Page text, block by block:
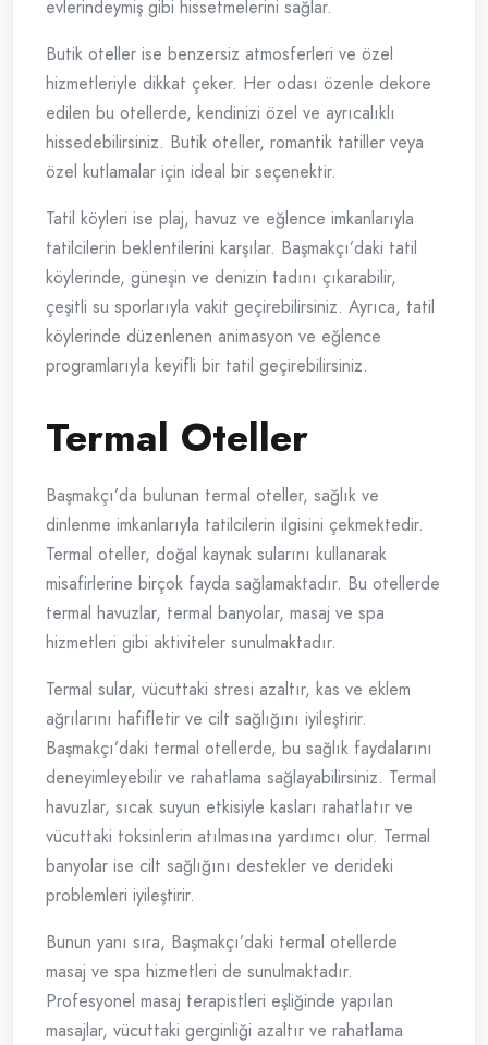
evlerindeymiş gibi hissetmelerini sağlar.
Butik oteller ise benzersiz atmosferleri ve özel
hizmetleriyle dikkat çeker. Her odası özenle dekore
edilen bu otellerde, kendinizi özel ve ayrıcalıklı
hissedebilirsiniz. Butik oteller, romantik tatiller veya
özel kutlamalar için ideal bir seçenektir.
Tatil köyleri ise plaj, havuz ve eğlence imkanlarıyla
tatilcilerin beklentilerini karşılar. Başmakçı’daki tatil
köylerinde, güneşin ve denizin tadını çıkarabilir,
çeşitli su sporlarıyla vakit geçirebilirsiniz. Ayrıca, tatil
köylerinde düzenlenen animasyon ve eğlence
programlarıyla keyifli bir tatil geçirebilirsiniz.
Termal Oteller
Başmakçı’da bulunan termal oteller, sağlık ve
dinlenme imkanlarıyla tatilcilerin ilgisini çekmektedir.
Termal oteller, doğal kaynak sularını kullanarak
misafirlerine birçok fayda sağlamaktadır. Bu otellerde
termal havuzlar, termal banyolar, masaj ve spa
hizmetleri gibi aktiviteler sunulmaktadır.
Termal sular, vücuttaki stresi azaltır, kas ve eklem
ağrılarını hafifletir ve cilt sağlığını iyileştirir.
Başmakçı’daki termal otellerde, bu sağlık faydalarını
deneyimleyebilir ve rahatlama sağlayabilirsiniz. Termal
havuzlar, sıcak suyun etkisiyle kasları rahatlatır ve
vücuttaki toksinlerin atılmasına yardımcı olur. Termal
banyolar ise cilt sağlığını destekler ve derideki
problemleri iyileştirir.
Bunun yanı sıra, Başmakçı’daki termal otellerde
masaj ve spa hizmetleri de sunulmaktadır.
Profesyonel masaj terapistleri eşliğinde yapılan
masajlar, vücuttaki gerginliği azaltır ve rahatlama